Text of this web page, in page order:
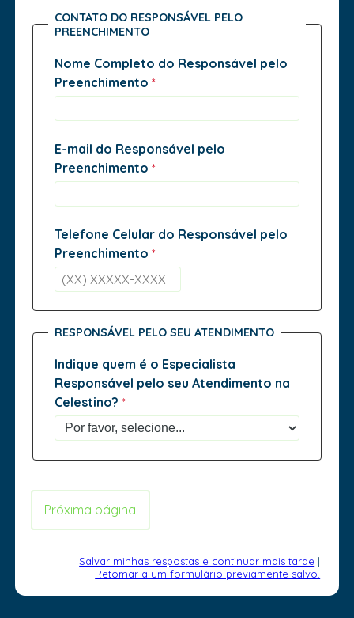
CONTATO DO RESPONSÁVEL PELO
PREENCHIMENTO
Nome Completo do Responsável pelo
Preenchimento
E-mail do Responsável pelo
Preenchimento
Telefone Celular do Responsável pelo
Preenchimento
RESPONSÁVEL PELO SEU ATENDIMENTO
Indique quem é o Especialista
Responsável pelo seu Atendimento na
Celestino?
Salvar minhas respostas e continuar mais tarde |
Retomar a um formulário previamente salvo.